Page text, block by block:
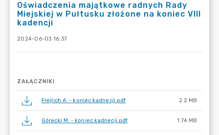
Oświadczenia majątkowe radnych Rady
Miejskiej w Pułtusku złożone na koniec VIII
kadencji
2024-06-03 16:37
ZAŁĄCZNIKI
Frejlich A. - koniec kadnecji.pdf 2.2 MB
Górecki M. - koniec kadnecji.pdf 1.74 MB